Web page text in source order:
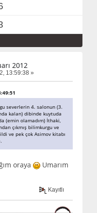
2012
13:59:38 »
severlerin 4. salonun (3.
kalan) dibinde kuytuda
(emin olamadım) İthaki,
çıkmış bilimkurgu ve
ve pek çok Asimov kitabı
oraya
Umarım
Kayıtlı